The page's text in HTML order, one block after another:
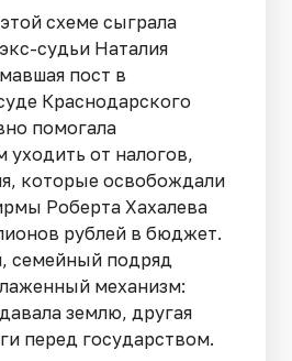
схеме сыграла
судьи Наталия
пост в
Краснодарского
помогала
уходить от налогов,
которые освобождали
Роберта Хахалева
рублей в бюджет.
семейный подряд
механизм:
землю, другая
перед государством.